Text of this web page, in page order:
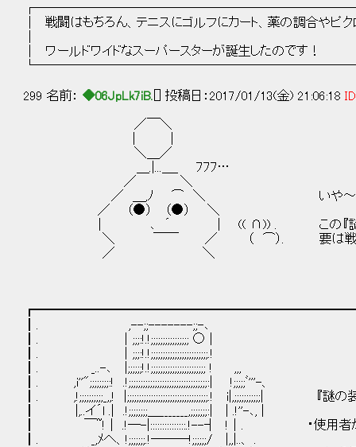
│ 戦闘はもちろん、テニスにゴルフにカート、薬の調合や
│ ワールドワイドなスーパースターが誕
299 名前： ◆06JpLk7iB. [] 投稿日：2017/01/13(金) 21:06:18
／￣＼
＼＿／
＿.|...＿_ ﾌﾌﾌ…
／ ＼
／ ＿,ﾉ ⌒ ＼ いや～ みんな劇的に
／ （●） （●） ＼
｜ ､ ´ | (( ∩)) . この『謎の装置』、
＼ ￣￣ ／ （ ⌒）. 要は戦わせる相手を
／ ＼
┃. ,--;;-------;;-､
┃. │;;;:!.!;;;;;;;;;;;;;;;; ○ |
┃. │;;;:!.!;;;;;;;;;;;;;;;;;;;;;;;;.!
┃. _..-､ |;;;;;;!.!;;;;;;;;;;;;;;;;;;;;;;; ! ,,,
┃. ,i''";;;;;;;;:! .!;;;;;;;;;;;;;;;;;;;;;;;;;;;;;;;;;:| !;;;;;ﾞ'''-、
┃. ,!;;;;;;;;;;_,,! |;;;;;;;;;;;;;;;;;;;;;;;;;;;;;;;;;;.! i|,;;;;;;;;;;;| 『謎の
┃ |,..イ´l .| .!;;;;;;;;＿_______,;;;;;;;:| | .!''-､, |
┃ ￣~!｜ .!―-|:::::::::::::::.!--┤ !｜. ・使用者が倒し
┃. _,ﾒへ、!;;;;;;;.!―――!;;;;;;/ |,,|..、 .